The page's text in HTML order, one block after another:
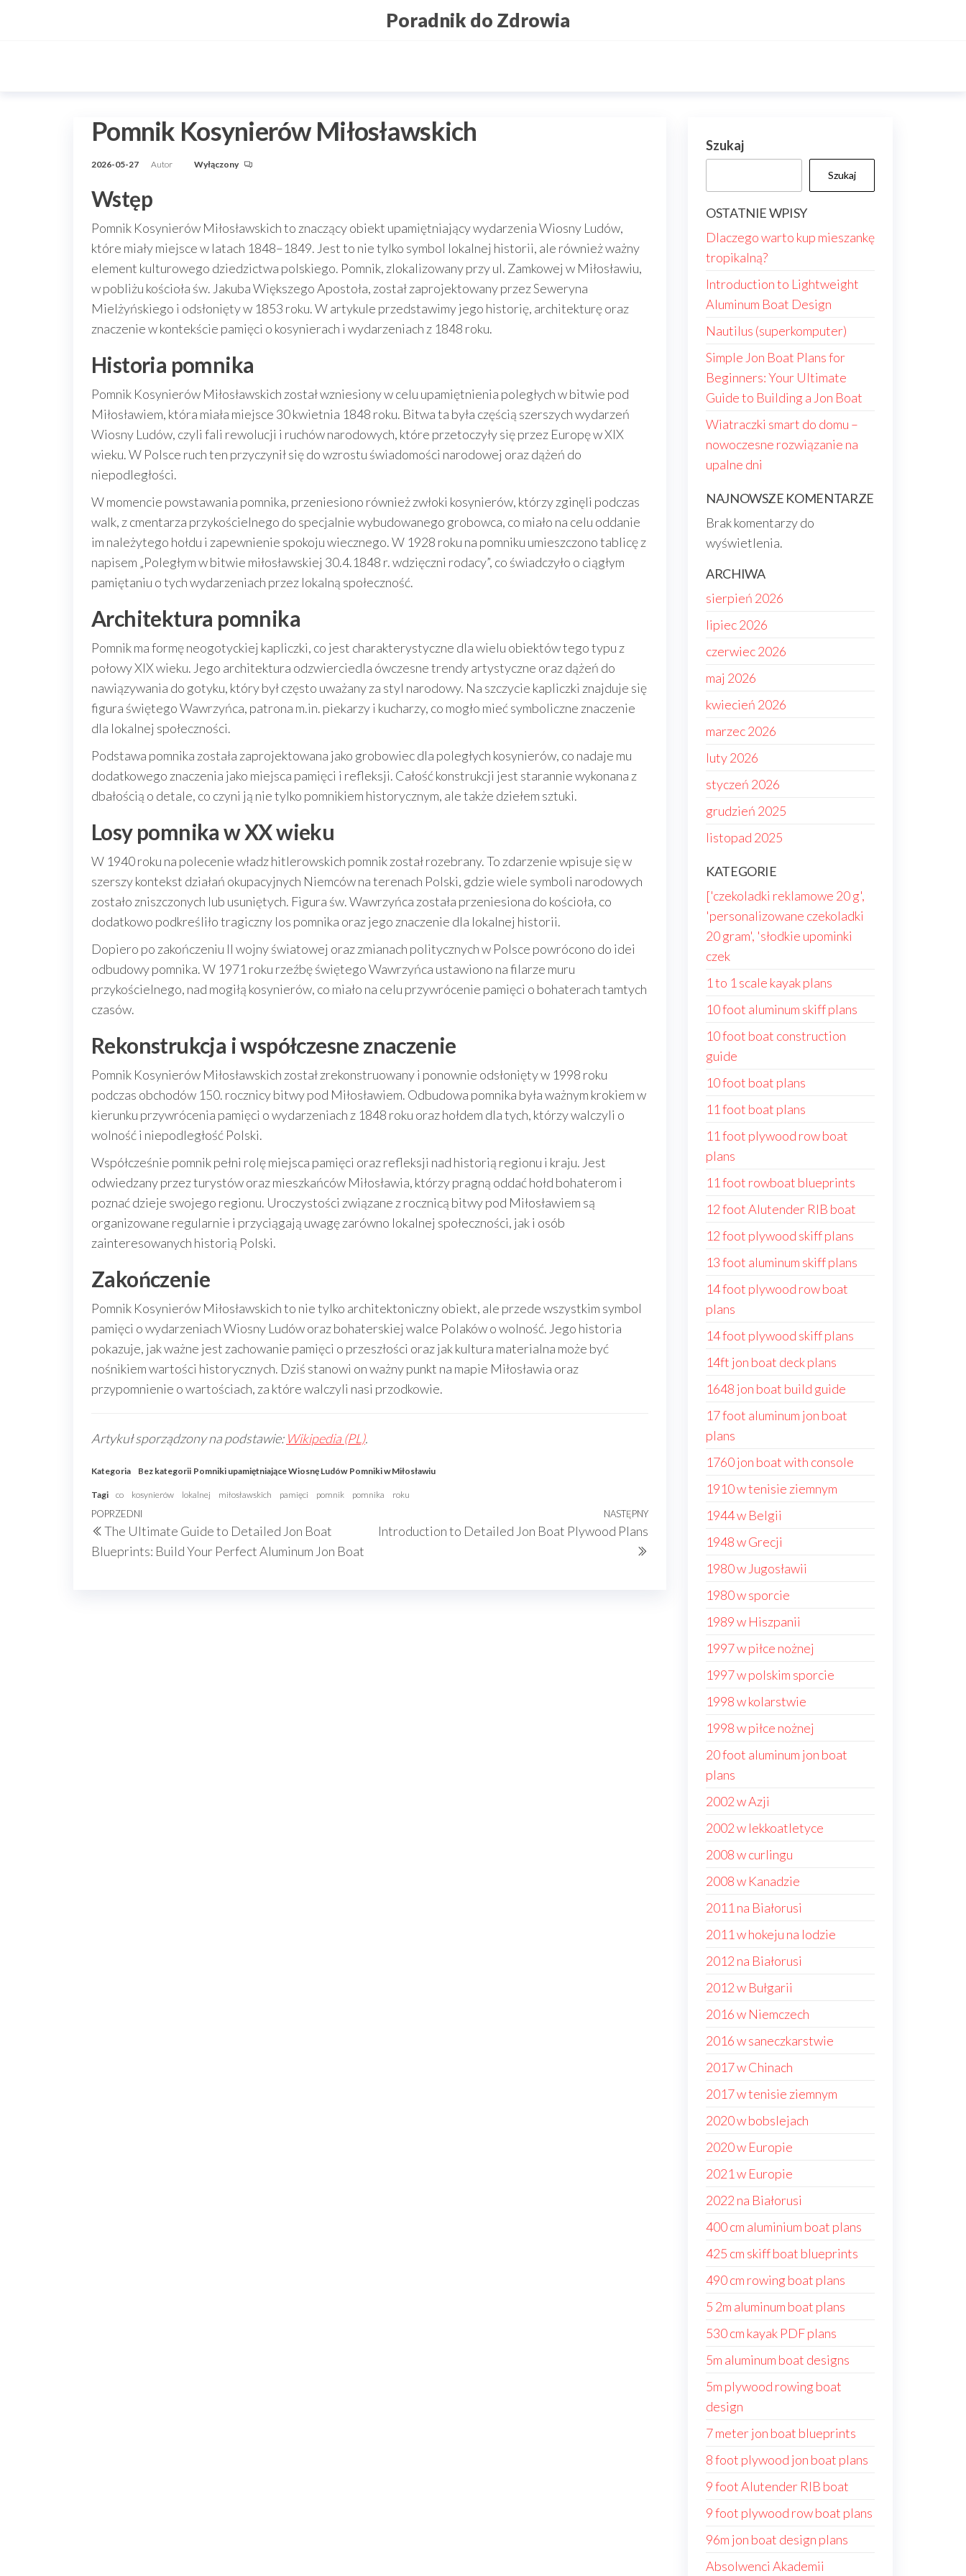
Poradnik do Zdrowia
Pomnik Kosynierów Miłosławskich
2026-05-27 Autor Wyłączony
Wstęp
Pomnik Kosynierów Miłosławskich to znaczący obiekt upamiętniający wydarzenia Wiosny Ludów,
które miały miejsce w latach 1848–1849. Jest to nie tylko symbol lokalnej historii, ale również ważny
element kulturowego dziedzictwa polskiego. Pomnik, zlokalizowany przy ul. Zamkowej w Miłosławiu,
w pobliżu kościoła św. Jakuba Większego Apostoła, został zaprojektowany przez Seweryna
Mielżyńskiego i odsłonięty w 1853 roku. W artykule przedstawimy jego historię, architekturę oraz
znaczenie w kontekście pamięci o kosynierach i wydarzeniach z 1848 roku.
Historia pomnika
Pomnik Kosynierów Miłosławskich został wzniesiony w celu upamiętnienia poległych w bitwie pod
Miłosławiem, która miała miejsce 30 kwietnia 1848 roku. Bitwa ta była częścią szerszych wydarzeń
Wiosny Ludów, czyli fali rewolucji i ruchów narodowych, które przetoczyły się przez Europę w XIX
wieku. W Polsce ruch ten przyczynił się do wzrostu świadomości narodowej oraz dążeń do
niepodległości.
W momencie powstawania pomnika, przeniesiono również zwłoki kosynierów, którzy zginęli podczas
walk, z cmentarza przykościelnego do specjalnie wybudowanego grobowca, co miało na celu oddanie
im należytego hołdu i zapewnienie spokoju wiecznego. W 1928 roku na pomniku umieszczono tablicę z
napisem „Poległym w bitwie miłosławskiej 30.4.1848 r. wdzięczni rodacy”, co świadczyło o ciągłym
pamiętaniu o tych wydarzeniach przez lokalną społeczność.
Architektura pomnika
Pomnik ma formę neogotyckiej kapliczki, co jest charakterystyczne dla wielu obiektów tego typu z
połowy XIX wieku. Jego architektura odzwierciedla ówczesne trendy artystyczne oraz dążeń do
nawiązywania do gotyku, który był często uważany za styl narodowy. Na szczycie kapliczki znajduje się
figura świętego Wawrzyńca, patrona m.in. piekarzy i kucharzy, co mogło mieć symboliczne znaczenie
dla lokalnej społeczności.
Podstawa pomnika została zaprojektowana jako grobowiec dla poległych kosynierów, co nadaje mu
dodatkowego znaczenia jako miejsca pamięci i refleksji. Całość konstrukcji jest starannie wykonana z
dbałością o detale, co czyni ją nie tylko pomnikiem historycznym, ale także dziełem sztuki.
Losy pomnika w XX wieku
W 1940 roku na polecenie władz hitlerowskich pomnik został rozebrany. To zdarzenie wpisuje się w
szerszy kontekst działań okupacyjnych Niemców na terenach Polski, gdzie wiele symboli narodowych
zostało zniszczonych lub usuniętych. Figura św. Wawrzyńca została przeniesiona do kościoła, co
dodatkowo podkreśliło tragiczny los pomnika oraz jego znaczenie dla lokalnej historii.
Dopiero po zakończeniu II wojny światowej oraz zmianach politycznych w Polsce powrócono do idei
odbudowy pomnika. W 1971 roku rzeźbę świętego Wawrzyńca ustawiono na filarze muru
przykościelnego, nad mogiłą kosynierów, co miało na celu przywrócenie pamięci o bohaterach tamtych
czasów.
Rekonstrukcja i współczesne znaczenie
Pomnik Kosynierów Miłosławskich został zrekonstruowany i ponownie odsłonięty w 1998 roku
podczas obchodów 150. rocznicy bitwy pod Miłosławiem. Odbudowa pomnika była ważnym krokiem w
kierunku przywrócenia pamięci o wydarzeniach z 1848 roku oraz hołdem dla tych, którzy walczyli o
wolność i niepodległość Polski.
Współcześnie pomnik pełni rolę miejsca pamięci oraz refleksji nad historią regionu i kraju. Jest
odwiedzany przez turystów oraz mieszkańców Miłosławia, którzy pragną oddać hołd bohaterom i
poznać dzieje swojego regionu. Uroczystości związane z rocznicą bitwy pod Miłosławiem są
organizowane regularnie i przyciągają uwagę zarówno lokalnej społeczności, jak i osób
zainteresowanych historią Polski.
Zakończenie
Pomnik Kosynierów Miłosławskich to nie tylko architektoniczny obiekt, ale przede wszystkim symbol
pamięci o wydarzeniach Wiosny Ludów oraz bohaterskiej walce Polaków o wolność. Jego historia
pokazuje, jak ważne jest zachowanie pamięci o przeszłości oraz jak kultura materialna może być
nośnikiem wartości historycznych. Dziś stanowi on ważny punkt na mapie Miłosławia oraz
przypomnienie o wartościach, za które walczyli nasi przodkowie.
Artykuł sporządzony na podstawie: Wikipedia (PL).
Kategoria Bez kategorii Pomniki upamiętniające Wiosnę Ludów Pomniki w Miłosławiu
Tagi co kosynierów lokalnej miłosławskich pamięci pomnik pomnika roku
Nawigacja
wpisu
Poprzedni
wpis
POPRZEDNI
The Ultimate Guide to Detailed Jon Boat
Blueprints: Build Your Perfect Aluminum Jon Boat
Następny
NASTĘPNY
Introduction to Detailed Jon Boat Plywood Plans
Szukaj
Szukaj
OSTATNIE WPISY
Dlaczego warto kup mieszankę
tropikalną?
Introduction to Lightweight
Aluminum Boat Design
Nautilus (superkomputer)
Simple Jon Boat Plans for
Beginners: Your Ultimate
Guide to Building a Jon Boat
Wiatraczki smart do domu –
nowoczesne rozwiązanie na
upalne dni
NAJNOWSZE KOMENTARZE
Brak komentarzy do
wyświetlenia.
ARCHIWA
sierpień 2026
lipiec 2026
czerwiec 2026
maj 2026
kwiecień 2026
marzec 2026
luty 2026
styczeń 2026
grudzień 2025
listopad 2025
KATEGORIE
['czekoladki reklamowe 20 g',
'personalizowane czekoladki
20 gram', 'słodkie upominki
czek
1 to 1 scale kayak plans
10 foot aluminum skiff plans
10 foot boat construction
guide
10 foot boat plans
11 foot boat plans
11 foot plywood row boat
plans
11 foot rowboat blueprints
12 foot Alutender RIB boat
12 foot plywood skiff plans
13 foot aluminum skiff plans
14 foot plywood row boat
plans
14 foot plywood skiff plans
14ft jon boat deck plans
1648 jon boat build guide
17 foot aluminum jon boat
plans
1760 jon boat with console
1910 w tenisie ziemnym
1944 w Belgii
1948 w Grecji
1980 w Jugosławii
1980 w sporcie
1989 w Hiszpanii
1997 w piłce nożnej
1997 w polskim sporcie
1998 w kolarstwie
1998 w piłce nożnej
20 foot aluminum jon boat
plans
2002 w Azji
2002 w lekkoatletyce
2008 w curlingu
2008 w Kanadzie
2011 na Białorusi
2011 w hokeju na lodzie
2012 na Białorusi
2012 w Bułgarii
2016 w Niemczech
2016 w saneczkarstwie
2017 w Chinach
2017 w tenisie ziemnym
2020 w bobslejach
2020 w Europie
2021 w Europie
2022 na Białorusi
400 cm aluminium boat plans
425 cm skiff boat blueprints
490 cm rowing boat plans
5 2m aluminum boat plans
530 cm kayak PDF plans
5m aluminum boat designs
5m plywood rowing boat
design
7 meter jon boat blueprints
8 foot plywood jon boat plans
9 foot Alutender RIB boat
9 foot plywood row boat plans
96m jon boat design plans
Absolwenci Akademii